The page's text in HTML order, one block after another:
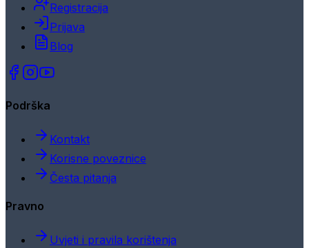
Registracija
Prijava
Blog
Podrška
Kontakt
Korisne poveznice
Česta pitanja
Pravno
Uvjeti i pravila korištenja